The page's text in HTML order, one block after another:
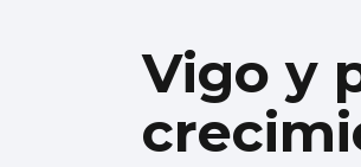
Vigo y